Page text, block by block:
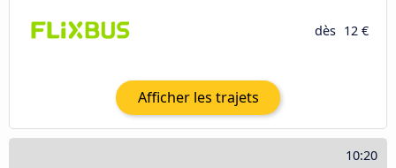
dès 12 €
Afficher les trajets
10:20